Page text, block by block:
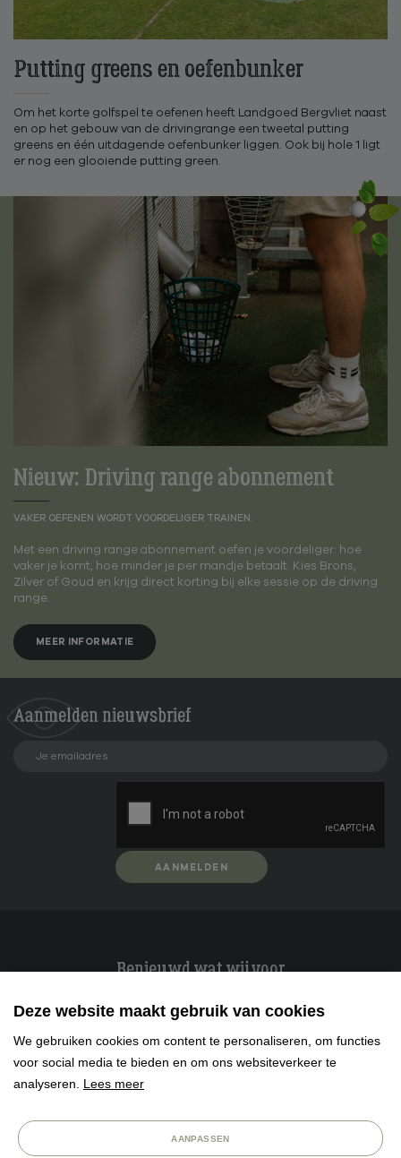
Deze website maakt gebruik van cookies
We gebruiken cookies om content te personaliseren, om functies
voor social media te bieden en om ons websiteverkeer te
analyseren. Lees meer
AANPASSEN
Putting greens en oefenbunker
Om het korte golfspel te oefenen heeft Landgoed Bergvliet naast
en op het gebouw van de drivingrange een tweetal putting
greens en één uitdagende oefenbunker liggen. Ook bij hole 1 ligt
er nog een glooiende putting green.
Nieuw: Driving range abonnement
VAKER OEFENEN WORDT VOORDELIGER TRAINEN.
Met een driving range abonnement oefen je voordeliger: hoe
vaker je komt, hoe minder je per mandje betaalt. Kies Brons,
Zilver of Goud en krijg direct korting bij elke sessie op de driving
range.
MEER INFORMATIE
Aanmelden nieuwsbrief
AANMELDEN
Benieuwd wat wij voor
Neem contact met ons op, wij helpen je graag verder.
FacebookTwitterLinkedIn